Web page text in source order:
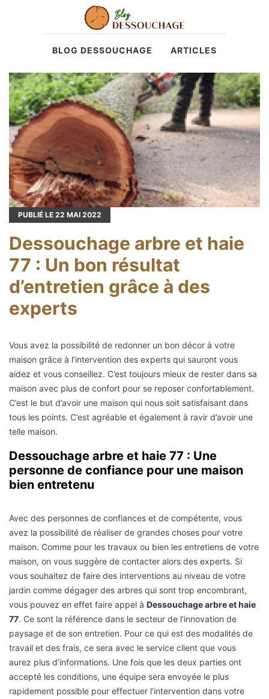
BLOG DESSOUCHAGE ARTICLES
PUBLIÉ LE 22 MAI 2022
Dessouchage arbre et haie
77 : Un bon résultat
d’entretien grâce à des
experts
Vous avez la possibilité de redonner un bon décor à votre
maison grâce à l’intervention des experts qui sauront vous
aidez et vous conseillez. C’est toujours mieux de rester dans sa
maison avec plus de confort pour se reposer confortablement.
C’est le but d’avoir une maison qui nous soit satisfaisant dans
tous les points. C’est agréable et également à ravir d’avoir une
telle maison.
Dessouchage arbre et haie 77 : Une
personne de confiance pour une maison
bien entretenu
Avec des personnes de confiances et de compétente, vous
avez la possibilité de réaliser de grandes choses pour votre
maison. Comme pour les travaux ou bien les entretiens de votre
maison, on vous suggère de contacter alors des experts. Si
vous souhaitez de faire des interventions au niveau de votre
jardin comme dégager des arbres qui sont trop encombrant,
vous pouvez en effet faire appel à Dessouchage arbre et haie
77. Ce sont la référence dans le secteur de l’innovation de
paysage et de son entretien. Pour ce qui est des modalités de
travail et des frais, ce sera avec le service client que vous
aurez plus d’informations. Une fois que les deux parties ont
accepté les conditions, une équipe sera envoyée le plus
rapidement possible pour effectuer l’intervention dans votre